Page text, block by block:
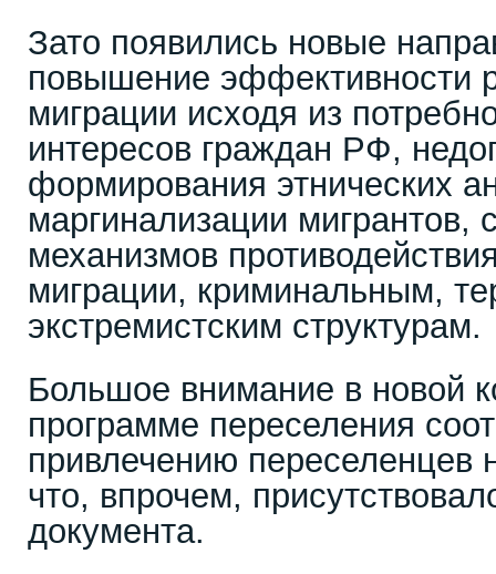
Зато появились новые
повышение эффективности
миграции исходя из
интересов граждан РФ,
формирования этнических
маргинализации мигрантов,
механизмов
миграции, криминальным,
экстремистским структурам.
Большое внимание в новой
программе переселения
привлечению переселенцев
что, впрочем,
документа.